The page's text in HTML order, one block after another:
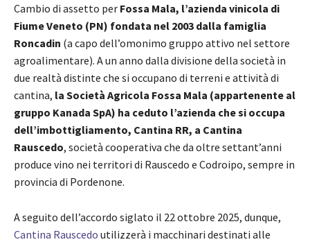
Cambio di assetto per Fossa Mala, l’azienda vinicola di
Fiume Veneto (PN) fondata nel 2003 dalla famiglia
Roncadin (a capo dell’omonimo gruppo attivo nel settore
agroalimentare). A un anno dalla divisione della società in
due realtà distinte che si occupano di terreni e attività di
cantina, la Società Agricola Fossa Mala (appartenente al
gruppo Kanada SpA) ha ceduto l’azienda che si occupa
dell’imbottigliamento, Cantina RR, a Cantina
Rauscedo, società cooperativa che da oltre settant’anni
produce vino nei territori di Rauscedo e Codroipo, sempre in
provincia di Pordenone.
A seguito dell’accordo siglato il 22 ottobre 2025, dunque,
Cantina Rauscedo utilizzerà i macchinari destinati alle